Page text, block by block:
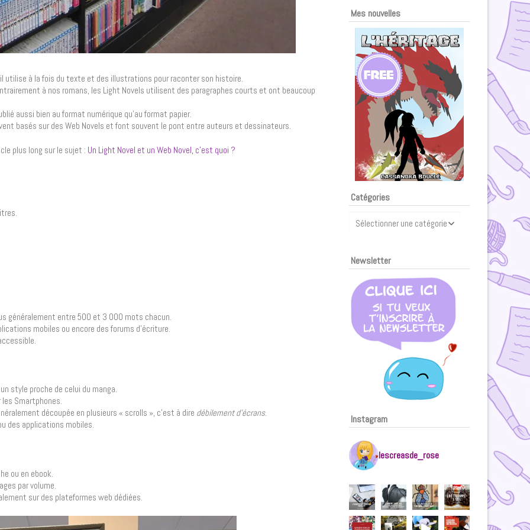
utilise à la fois du texte et des illustrations pour raconter son histoire.
à nos romans, les Light Novels utilisent des paragraphes courts et ont beaucoup
aussi bien au format numérique qu’au format papier.
basés sur des Web Novels et font souvent le pont entre auteurs et dessinateurs.
plus long sur le sujet : Un Light Novel et un Web Novel, c’est quoi ?
généralement entre 500 et 3 000 mots chacun.
mobiles ou encore des forums d’écriture.
style proche de celui du manga.
Smartphones.
découpée en plusieurs « scrolls », c’est à dire débilement d’écrans.
des applications mobiles.
ou en ebook.
par volume.
sur des plateformes web dédiées.
Mes nouvelles
Catégories
Newsletter
Instagram
lescreasde_rose